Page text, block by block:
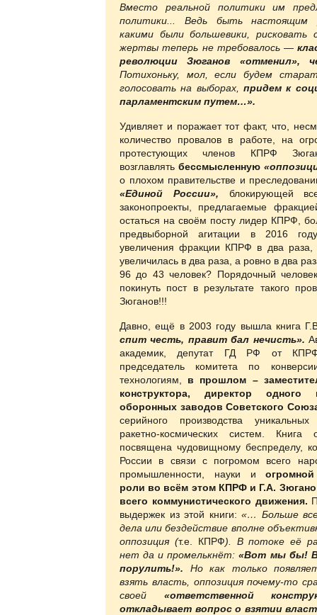
Вместо реальной политики им
политики... Ведь быть настоящим
какими были большевики,
жертвы теперь не требовалось —
революции Зюганов «отменил»,
Потихоньку, мол, если будем
голосовать на выборах, придем к
парламентским путем…».
Удивляет и поражает тот факт, что,
количество провалов в работе, на
протестующих членов КПРФ
возглавлять бессмысленную
о плохом правительстве и
«Единой России», блокирующей
законопроекты, предлагаемые
остаться на своём посту лидер КПРФ,
предвыборной агитации в 2016
увеличения фракции КПРФ в два
увеличилась в два раза, а ровно в два
96 до 43 человек? Порядочный
покинуть пост в результате такого
Зюганов!!!
Давно, ещё в 2003 году вышла книга
спит честь, правит бал нечисть».
академик, депутат ГД РФ от
председатель комитета по
технологиям, в прошлом –
конструктора, директор одного
оборонных заводов Советского
серийного производства
ракетно-космических систем. Книга
посвящена чудовищному беспределу,
России в связи с погромом всего
промышленности, науки и
роли во всём этом КПРФ и Г.А.
всего коммунистического движения.
выдержек из этой книги: «… Больше
дела или бездействие вполне
оппозиция (т.е. КПРФ). В потоке её
нет да и промелькнёт:«Вот мы бы!
порулить!». Но как только
взять власть, оппозиция почему-то
своей «ответственной
откладывает вопрос о взятии